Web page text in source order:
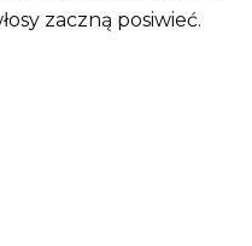
zaczną posiwieć.